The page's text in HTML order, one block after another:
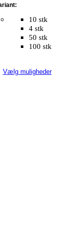
10 stk
4 stk
50 stk
100 stk
Vælg muligheder